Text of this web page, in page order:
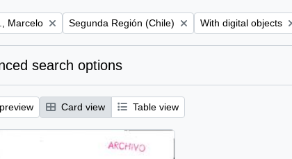
Marcelo Remove filter:
Segunda Región (Chile) Remove filter:
With digital objects
search options
Card view Table view